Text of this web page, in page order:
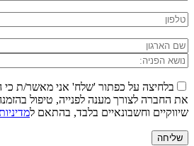
בלחיצה על כפתור 'שלח' אני מאשר/ת
את החברה לצורך מענה לפנייה, טיפול
שיווקיים וחשבונאיים בלבד, בהתאם ל
שליחה